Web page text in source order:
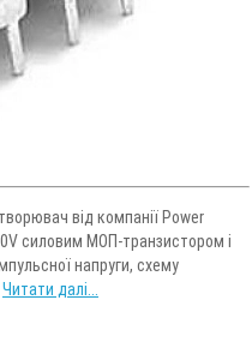
від компанії Power
силовим МОП-транзистором і
напруги, схему
Читати далі...